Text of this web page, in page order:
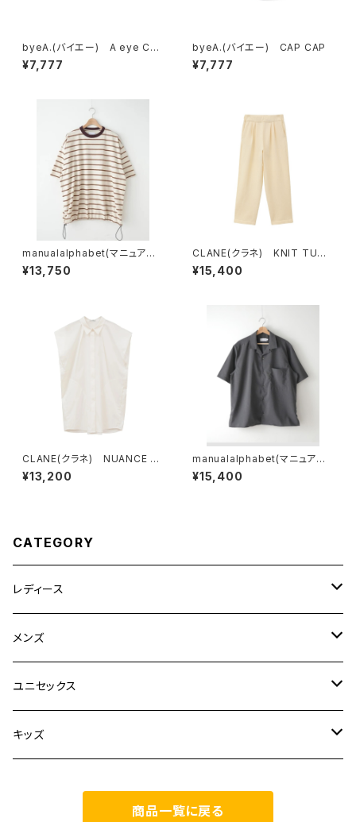
byeA.(バイエー) A eye CA
P
¥7,777
byeA.(バイエー) CAP CAP
¥7,777
manualalphabet(マニュアル
アルファベット) RETRO BOR
DER WIDE SPINDLE TEE
¥13,750
CLANE(クラネ) KNIT TUCK
PANTS
¥15,400
CLANE(クラネ) NUANCE S
HOULDER OVER SHIRTS
WHITE
¥13,200
manualalphabet(マニュアル
アルファベット) DRY TROPI
CAL OPEN COLLAR SHIRT
¥15,400
CATEGORY
レディース
CLANE
TOPS
BOTTOMS
TEN.
ETRE TOKYO
メンズ
FUJITO
TOPS
CURLY
ユニセックス
20/80
キッズ
商品一覧に戻る